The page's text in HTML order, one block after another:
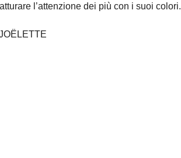
l’attenzione dei più con i suoi colori.